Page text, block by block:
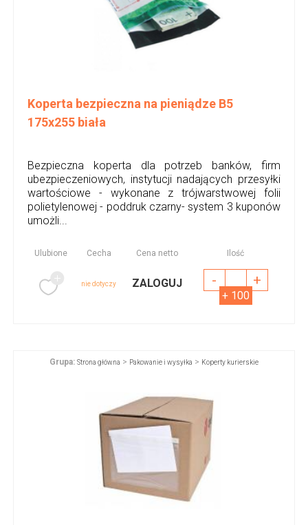
Koperta bezpieczna na pieniądze B5
175x255 biała
Bezpieczna koperta dla potrzeb banków, firm
ubezpieczeniowych, instytucji nadających przesyłki
wartościowe - wykonane z trójwarstwowej folii
polietylenowej - poddruk czarny- system 3 kuponów
umożli...
Ulubione Cecha Cena netto Ilość
nie dotyczy ZALOGUJ - +
+ 100
Grupa: Strona główna > Pakowanie i wysyłka > Koperty kurierskie